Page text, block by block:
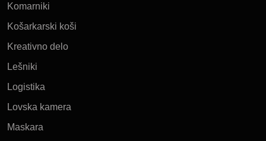
Komarniki
Košarkarski koši
Kreativno delo
Lešniki
Logistika
Lovska kamera
Maskara